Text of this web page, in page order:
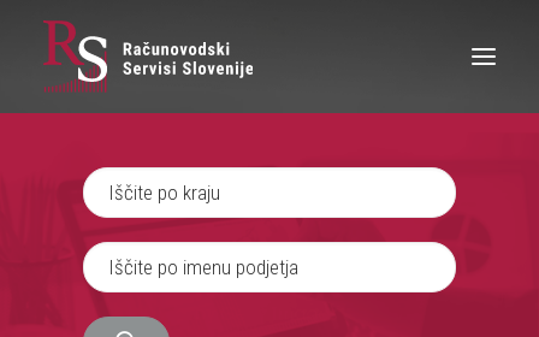
IŠČEM RAČUNOVODJO
SEM RAČUNOVODJA